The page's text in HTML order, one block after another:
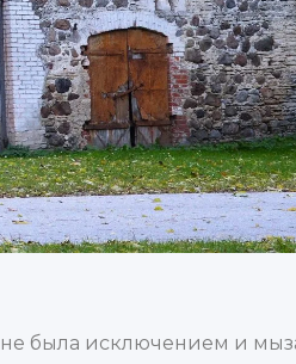
была исключением и